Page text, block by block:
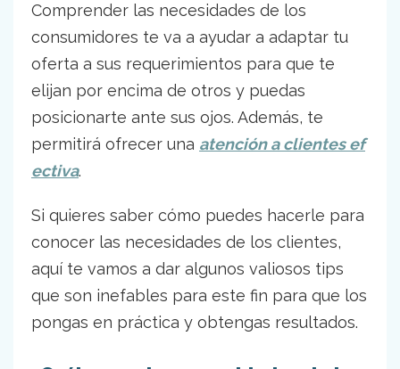
Comprender las necesidades de los
consumidores te va a ayudar a adaptar tu
oferta a sus requerimientos para que te
elijan por encima de otros y puedas
posicionarte ante sus ojos. Además, te
permitirá ofrecer una atención a clientes ef
ectiva.
Si quieres saber cómo puedes hacerle para
conocer las necesidades de los clientes,
aquí te vamos a dar algunos valiosos tips
que son inefables para este fin para que los
pongas en práctica y obtengas resultados.